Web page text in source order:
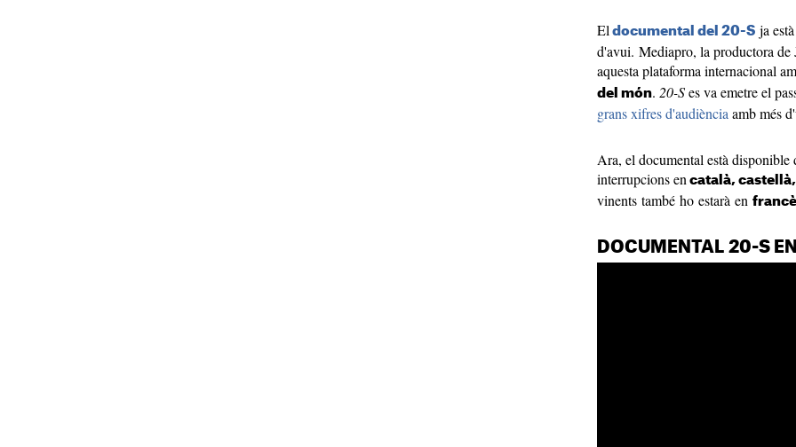
El documental del 20-S ja
d'avui. Mediapro, la productora de
aquesta plataforma internacional
del món. 20-Ses va emetre el
grans xifres d'audiència amb més
Ara, el documental està disponible
interrupcions en català,
vinents també ho estarà en
DOCUMENTAL 20-S